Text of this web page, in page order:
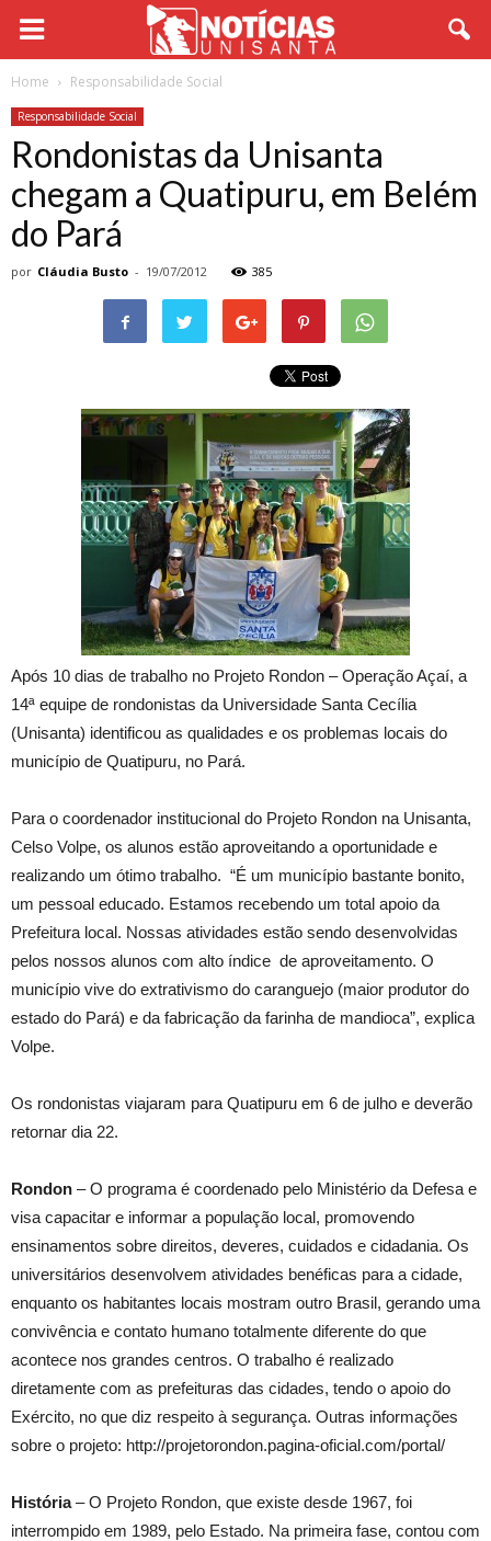
Home Responsabilidade Social
Responsabilidade Social
Rondonistas da Unisanta
chegam a Quatipuru, em Belém
do Pará
por Cláudia Busto - 19/07/2012 385
Após 10 dias de trabalho no Projeto Rondon – Operação Açaí, a
14ª equipe de rondonistas da Universidade Santa Cecília
(Unisanta) identificou as qualidades e os problemas locais do
município de Quatipuru, no Pará.
Para o coordenador institucional do Projeto Rondon na Unisanta,
Celso Volpe, os alunos estão aproveitando a oportunidade e
realizando um ótimo trabalho. “É um município bastante bonito,
um pessoal educado. Estamos recebendo um total apoio da
Prefeitura local. Nossas atividades estão sendo desenvolvidas
pelos nossos alunos com alto índice de aproveitamento. O
município vive do extrativismo do caranguejo (maior produtor do
estado do Pará) e da fabricação da farinha de mandioca”, explica
Volpe.
Os rondonistas viajaram para Quatipuru em 6 de julho e deverão
retornar dia 22.
Rondon – O programa é coordenado pelo Ministério da Defesa e
visa capacitar e informar a população local, promovendo
ensinamentos sobre direitos, deveres, cuidados e cidadania. Os
universitários desenvolvem atividades benéficas para a cidade,
enquanto os habitantes locais mostram outro Brasil, gerando uma
convivência e contato humano totalmente diferente do que
acontece nos grandes centros. O trabalho é realizado
diretamente com as prefeituras das cidades, tendo o apoio do
Exército, no que diz respeito à segurança. Outras informações
sobre o projeto: http://projetorondon.pagina-oficial.com/portal/
História– O Projeto Rondon, que existe desde 1967, foi
interrompido em 1989, pelo Estado. Na primeira fase, contou com